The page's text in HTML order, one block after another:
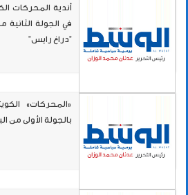
أندية المحركات
في الجولة الثانية
"دراغ رايس"
«المحركات»
بالجولة الأولى من